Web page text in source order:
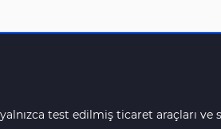
test edilmiş ticaret araçları